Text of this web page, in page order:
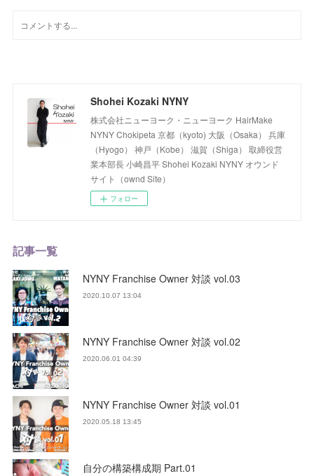
Shohei Kozaki NYNY
株式会社ニューヨーク・ニューヨーク HairMake
NYNY Chokipeta 京都（kyoto) 大阪（Osaka） 兵庫
（Hyogo） 神戸（Kobe） 滋賀（Shiga） 取締役営
業本部長 小崎昌平 Shohei Kozaki NYNY オウンド
サイト（ownd Site）
フォロー
記事一覧
NYNY Franchise Owner 対談 vol.03
2020.10.07 13:04
NYNY Franchise Owner 対談 vol.02
2020.06.01 04:39
NYNY Franchise Owner 対談 vol.01
2020.05.18 13:45
自分の構築構成期 Part.01